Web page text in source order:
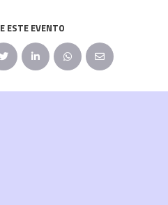
ESTE EVENTO